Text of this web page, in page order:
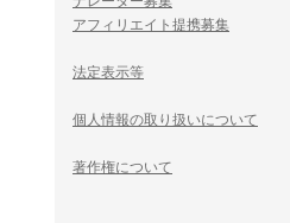
アフィリエイト提携募集
法定表示等
個人情報の取り扱いについて
著作権について